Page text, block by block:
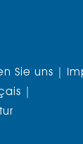
Sie uns |